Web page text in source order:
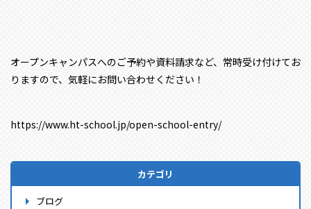
オープンキャンパスへのご予約や資料請求など、常時受け付けてお
りますので、気軽にお問い合わせください！
https://www.ht-school.jp/open-school-entry/
カテゴリ
ブログ